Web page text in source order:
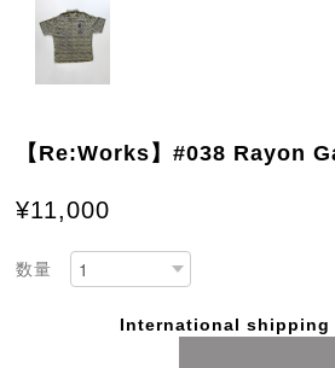
【Re:Works】#038 Rayon
¥11,000
数量
International shipping